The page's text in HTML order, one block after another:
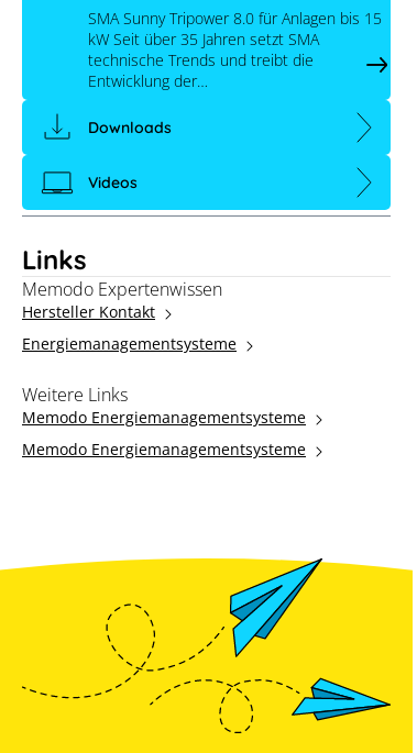
Links
Memodo Expertenwissen
Hersteller Kontakt
Energiemanagementsysteme
Weitere Links
Memodo Energiemanagementsysteme
Memodo Energiemanagementsysteme
SMA Sunny Tripower 8.0 für Anlagen bis 15
kW Seit über 35 Jahren setzt SMA
technische Trends und treibt die
Entwicklung der…
Downloads
Videos